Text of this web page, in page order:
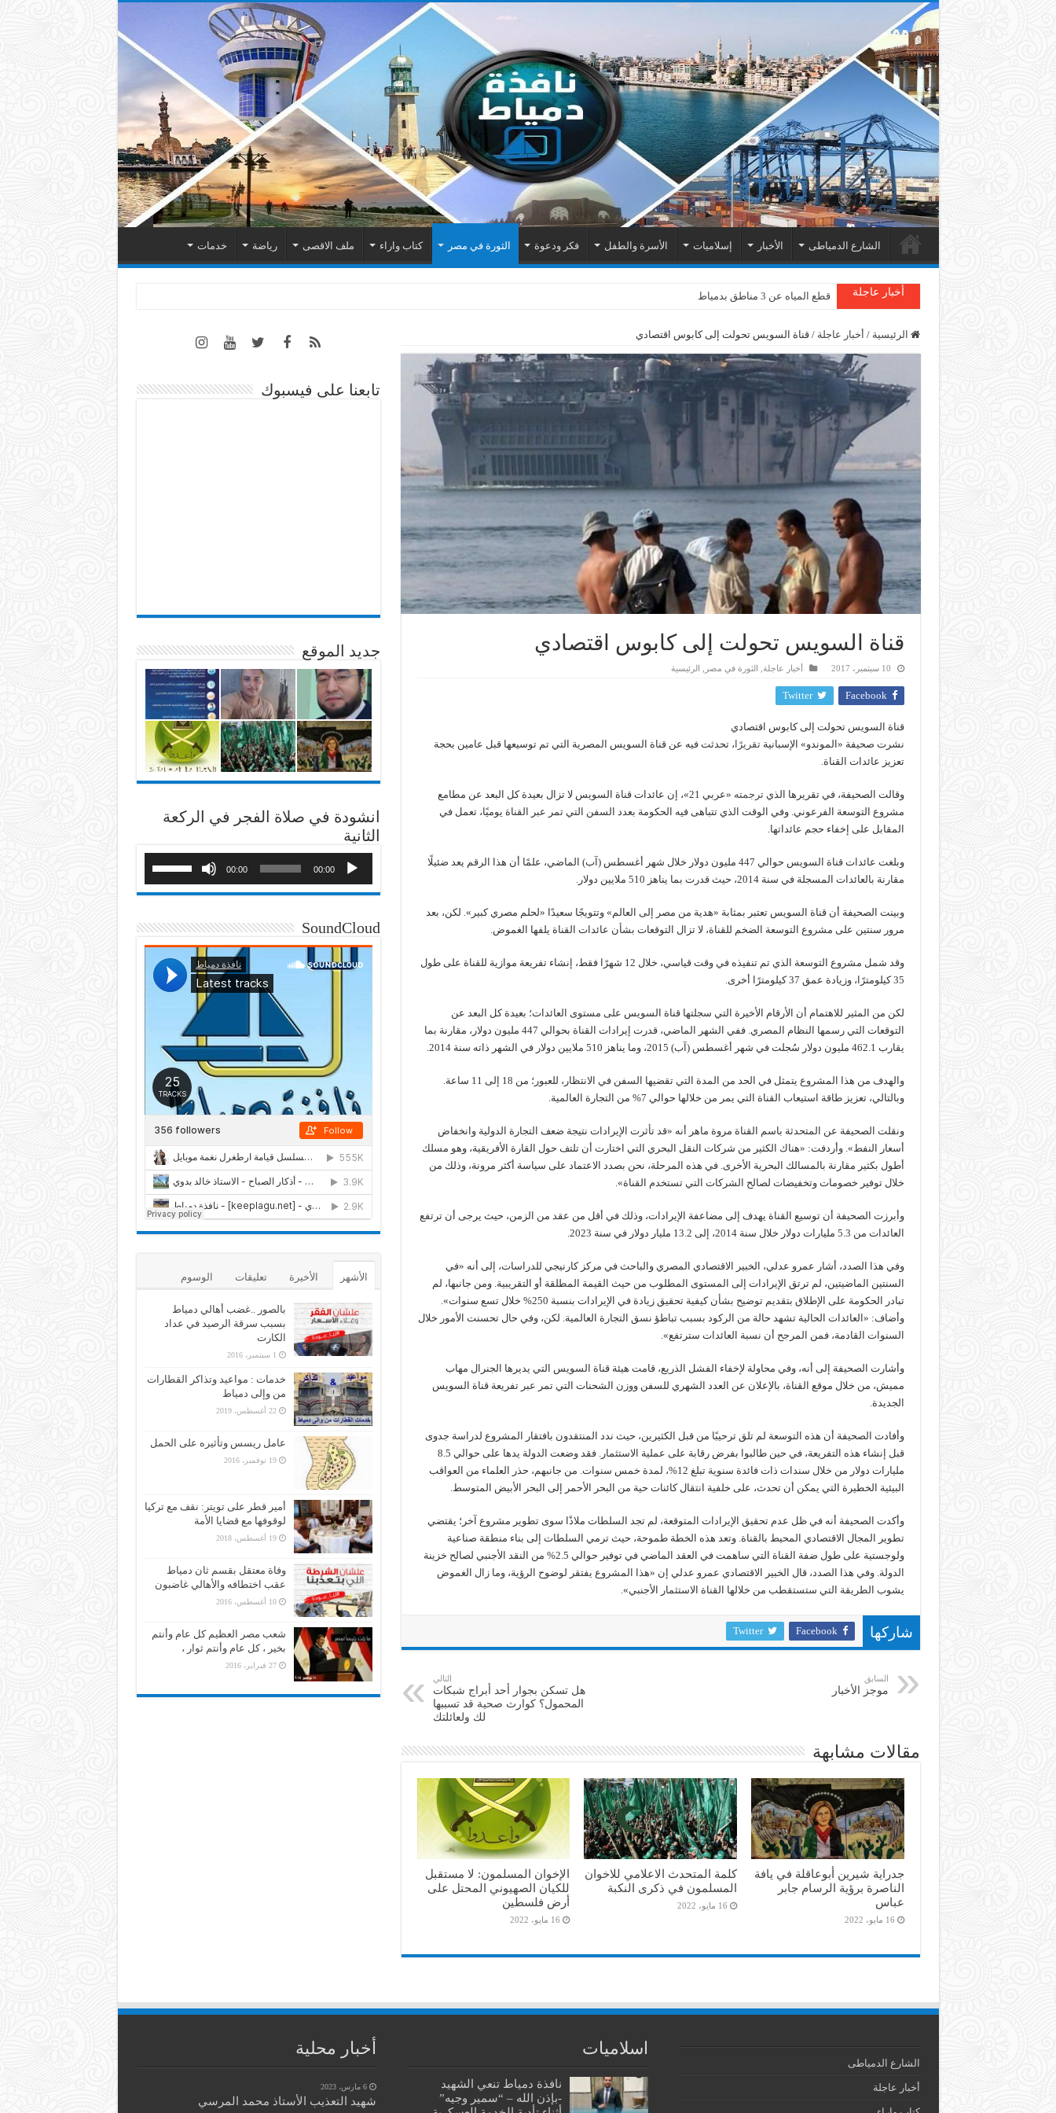
الشارع الدمياطى الأخبار إسلاميات الأسرة والطفل فكر ودعوة الثورة في مصر كتاب واراء ملف الاقصى رياضة خدمات
أخبار عاجلة قطع المياه عن 3 مناطق بدمياط
الرئيسية / أخبار عاجلة / قناة السويس تحولت إلى كابوس اقتصادي
قناة السويس تحولت إلى كابوس اقتصادي
10 سبتمبر، 2017 أخبار عاجلة الثورة في مصر الرئيسية
Facebook
Twitter
قناة السويس تحولت إلى كابوس اقتصادي
نشرت صحيفة «الموندو» الإسبانيةتقريرًا، تحدثت فيه عن قناة السويس المصرية التي تم توسيعها قبل عامين بحجة
تعزيز عائدات القناة.
وقالت الصحيفة، في تقريرها الذيترجمته
«عربي 21»، إن عائدات قناة السويس لا تزال بعيدة كل البعد عن مطامع
مشروع التوسعة الفرعوني. وفي الوقت الذي تتباهى فيه الحكومة بعدد السفن التي تمر عبر القناة يوميًا، تعمل في
المقابل على إخفاء حجم عائداتها.
وبلغت عائدات قناة السويس حوالي 447 مليون دولار خلال شهر أغسطس (آب) الماضي، علمًا أن هذا الرقم يعد ضئيلًا
مقارنة بالعائدات المسجلة في سنة 2014، حيث قدرت بما يناهز 510 ملايين دولار.
وبينت الصحيفة أن قناة السويس تعتبر بمثابة «هدية من مصر إلى العالم» وتتويجًا سعيدًا «لحلم مصري كبير». لكن، بعد
مرور سنتين على مشروع التوسعة الضخم للقناة، لا تزال التوقعات بشأن عائدات القناة يلفها الغموض.
وقد شمل مشروع التوسعة الذي تم تنفيذه في وقت قياسي، خلال 12 شهرًا فقط، إنشاء تفريعة موازية للقناة على طول
35 كيلومترًا، وزيادة عمق 37 كيلومترًا أخرى.
لكن من المثير للاهتمام أن الأرقام الأخيرة التي سجلتها قناة السويس على مستوى العائدات؛ بعيدة كل البعد عن
التوقعات التي رسمها النظام المصري. ففي الشهر الماضي، قدرت إيرادات القناة بحوالي 447 مليون دولار، مقارنة بما
يقارب 462.1 مليون دولار سُجلت في شهر أغسطس (آب) 2015، وما يناهز 510 ملايين دولار في الشهر ذاته سنة 2014.
والهدف من هذا المشروع يتمثل في الحد من المدة التي تقضيها السفن في الانتظار، للعبور؛ من 18 إلى 11 ساعة.
وبالتالي، تعزيز طاقة استيعاب القناة التي يمر من خلالها حوالي 7% من التجارة العالمية.
ونقلت الصحيفة عن المتحدثة باسم القناة مروة ماهر أنه «قد تأثرت الإيرادات نتيجة ضعف التجارة الدولية وانخفاض
أسعار النفط». وأردفت: «هناك الكثير من شركات النقل البحري التي اختارت أن تلتف حول القارة الأفريقية، وهو مسلك
أطول بكثير مقارنة بالمسالك البحرية الأخرى. في هذه المرحلة، نحن بصدد الاعتماد على سياسة أكثر مرونة، وذلك من
خلال توفير خصومات وتخفيضات لصالح الشركات التي تستخدم القناة».
وأبرزت الصحيفة أن توسيع القناة يهدف إلى مضاعفة الإيرادات، وذلك في أقل من عقد من الزمن، حيث يرجى أن ترتفع
العائدات من 5.3 مليارات دولار خلال سنة 2014، إلى 13.2 مليار دولار في سنة 2023.
وفي هذا الصدد، أشار عمرو عدلي، الخبير الاقتصادي المصري والباحث في مركز كارنيجي للدراسات، إلى أنه «في
السنتين الماضيتين، لم ترتق الإيرادات إلى المستوى المطلوب من حيث القيمة المطلقة أو التقريبية. ومن جانبها، لم
تبادر الحكومة على الإطلاق بتقديم توضيح بشأن كيفية تحقيق زيادة في الإيرادات بنسبة 250% خلال تسع سنوات».
وأضاف: «العائدات الحالية تشهد حالة من الركود بسبب تباطؤ نسق التجارة العالمية. لكن، وفي حال تحسنت الأمور خلال
السنوات القادمة، فمن المرجح أن نسبة العائدات سترتفع».
وأشارت الصحيفة إلى أنه، وفي محاولة لإخفاء الفشل الذريع، قامت هيئة قناة السويس التي يديرها الجنرال مهاب
مميش، من خلال موقع القناة، بالإعلان عن العدد الشهري للسفن ووزن الشحنات التي تمر عبر تفريعة قناة السويس
الجديدة.
وأفادت الصحيفة أن هذه التوسعة لم تلق ترحيبًا من قبل الكثيرين، حيث ندد المنتقدون بافتقار المشروع لدراسة جدوى
قبل إنشاء هذه التفريعة، في حين طالبوا بفرض رقابة على عملية الاستثمار. فقد وضعت الدولة يدها على حوالي 8.5
مليارات دولار من خلال سندات ذات فائدة سنوية تبلغ 12%، لمدة خمس سنوات. من جانبهم، حذر العلماء من العواقب
البيئية الخطيرة التي يمكن أن تحدث، على خلفية انتقال كائنات حية من البحر الأحمر إلى البحر الأبيض المتوسط.
وأكدت الصحيفة أنه في ظل عدم تحقيق الإيرادات المتوقعة، لم تجد السلطات ملاذًا سوى تطوير مشروع آخر؛ يقتضي
تطوير المجال الاقتصادي المحيط بالقناة. وتعد هذه الخطة طموحة، حيث ترمي السلطات إلى بناء منطقة صناعية
ولوجستية على طول ضفة القناة التي ساهمت في العقد الماضي في توفير حوالي 2.5% من النقد الأجنبي لصالح خزينة
الدولة. وفي هذا الصدد، قال الخبير الاقتصادي عمرو عدلي إن «هذا المشروع يفتقر لوضوح الرؤية، وما زال الغموض
يشوب الطريقة التي ستستقطب من خلالها القناة الاستثمار الأجنبي».
شاركها Facebook
Twitter
السابق
موجز الأخبار
التالي
هل تسكن بجوار أحد أبراج شبكات
المحمول؟ كوارث صحية قد تسببها
لك ولعائلتك
مقالات مشابهة
جدراية شيرين أبوعاقلة في يافة
الناصرة برؤية الرسام جابر
عباس
16 مايو، 2022
كلمة المتحدث الاعلامي للاخوان
المسلمون في ذكرى النكبة
16 مايو، 2022
الإخوان المسلمون: لا مستقبل
للكيان الصهيوني المحتل على
أرض فلسطين
16 مايو، 2022
تابعنا على فيسبوك
جديد الموقع
انشودة في صلاة الفجر في الركعة
الثانية
00:00
00:00
SoundCloud
الأشهر الأخيرة تعليقات الوسوم
بالصور ..غضب أهالي دمياط
بسبب سرقة الرصيد في عداد
الكارت
1 سبتمبر، 2016
خدمات : مواعيد وتذاكر القطارات
من وإلى دمياط
22 أغسطس، 2019
عامل ريسس وتأثيره على الحمل
19 نوفمبر، 2016
أمير قطر على تويتر: نقف مع تركيا
لوقوفها مع قضايا الأمة
19 أغسطس، 2018
وفاة معتقل بقسم ثان دمياط
عقب اختطافه والأهالي غاضبون
10 أغسطس، 2016
شعب مصر العظيم كل عام وأنتم
بخير ، كل عام وأنتم ثوار ،
27 فبراير، 2016
الشارع الدمياطى
أخبار عاجلة
اسلاميات
نافذة دمياط تنعي الشهيد
-بإذن الله – “سمير وجيه”
أخبار محلية
6 مارس، 2023
شهيد التعذيب الأستاذ محمد المرسي